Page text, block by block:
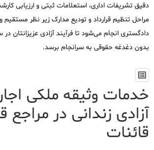
دقیق تشریفات اداری، استعلامات ثبتی و ارزیابی
مراحل تنظیم قرارداد و تودیع مدارک زیر نظر مستقیم
دادگستری انجام می‌شود تا فرآیند آزادی عزیزانتان
بدون دغدغه حقوقی به سرانجام برسد.
خدمات وثیقه ملکی
آزادی زندانی در مراجع
قائنات